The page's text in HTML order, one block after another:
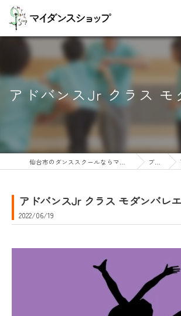
アドバンスJr クラス モ
仙台市のダンススクールならマイダンスショップ ブログ
アドバンスJr クラス モダンバレエ
2022/06/19